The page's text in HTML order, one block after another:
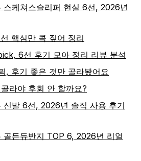
스케쳐스슬리퍼 현실 6선, 2026년
핵심만 콕 짚어 정리
6선 후기 모아 정리 리뷰 분석
, 후기 좋은 것만 골라봤어요
라야 후회 안 할까요?
신발 6선, 2026년 솔직 사용 후기
골든듀반지 TOP 6, 2026년 리얼